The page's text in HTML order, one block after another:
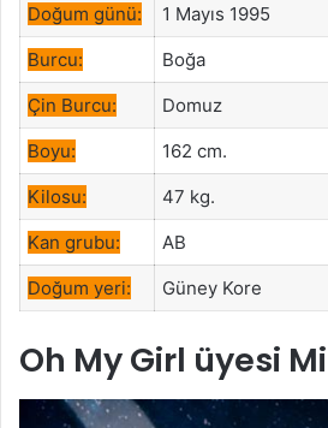
Doğum günü:
1 Mayıs 1995
Burcu:
Boğa
Çin Burcu:
Domuz
Boyu:
162 cm.
Kilosu:
47 kg.
Kan grubu:
AB
Doğum yeri:
Güney Kore
Oh My Girl üyesi